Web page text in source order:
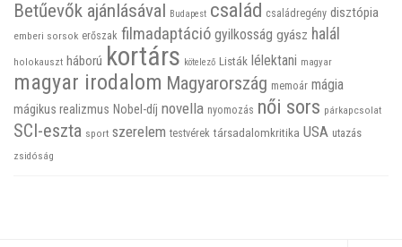
Betűevők ajánlásával Budapest család családregény disztópia
emberi sorsok erőszak filmadaptáció gyilkosság gyász halál
holokauszt háború kortárs kötelező Listák lélektani magyar
magyar irodalom Magyarország memoár mágia
mágikus realizmus Nobel-díj novella nyomozás női sors párkapcsolat
SCI-eszta sport szerelem testvérek társadalomkritika USA utazás
zsidóság